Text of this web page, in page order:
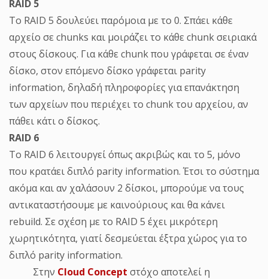
RAID 5
Το RAID 5 δουλεύει παρόμοια με το 0. Σπάει κάθε
αρχείο σε chunks και μοιράζει το κάθε chunk σειριακά
στους δίσκους. Για κάθε chunk που γράφεται σε έναν
δίσκο, στον επόμενο δίσκο γράφεται parity
information, δηλαδή πληροφορίες για επανάκτηση
των αρχείων που περιέχει το chunk του αρχείου, αν
πάθει κάτι ο δίσκος.
RAID 6
Το RAID 6 λειτουργεί όπως ακριβώς και το 5, μόνο
που κρατάει διπλό parity information. Έτσι το σύστημα
ακόμα και αν χαλάσουν 2 δίσκοι, μπορούμε να τους
αντικαταστήσουμε με καινούριους και θα κάνει
rebuild. Σε σχέση με το RAID 5 έχει μικρότερη
χωρητικότητα, γιατί δεσμεύεται έξτρα χώρος για το
διπλό parity information.
Στην Cloud Concept στόχο αποτελεί η